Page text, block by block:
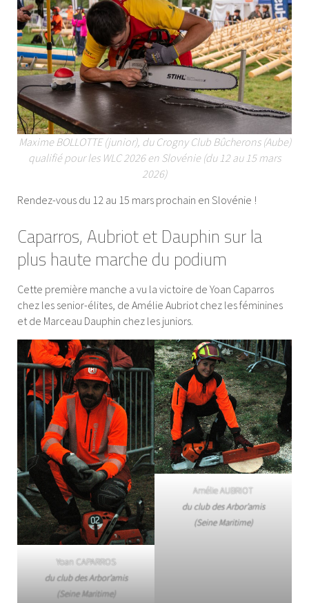
Maxime BOLLOTTE (junior), du Crogny Club Bûcherons (Aube)
qualifié pour les WLC 2026 en Slovénie (du 12 au 15 mars
2026)
Rendez-vous du 12 au 15 mars prochain en Slovénie !
Caparros, Aubriot et Dauphin sur la
plus haute marche du podium
Cette première manche a vu la victoire de Yoan Caparros
chez les senior-élites, de Amélie Aubriot chez les féminines
et de Marceau Dauphin chez les juniors.
Yoan CAPARROS
du club des Arbor’amis
(Seine Maritime)
Amélie AUBRIOT
du club des Arbor’amis
(Seine Maritime)